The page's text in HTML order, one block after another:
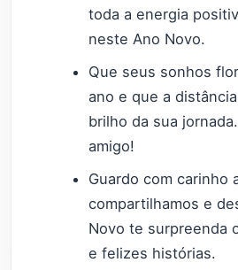
toda a energia
neste Ano Novo.
Que seus sonhos
ano e que a
brilho da sua
amigo!
Guardo com carinho
compartilhamos e
Novo te surpreenda
e felizes histórias.